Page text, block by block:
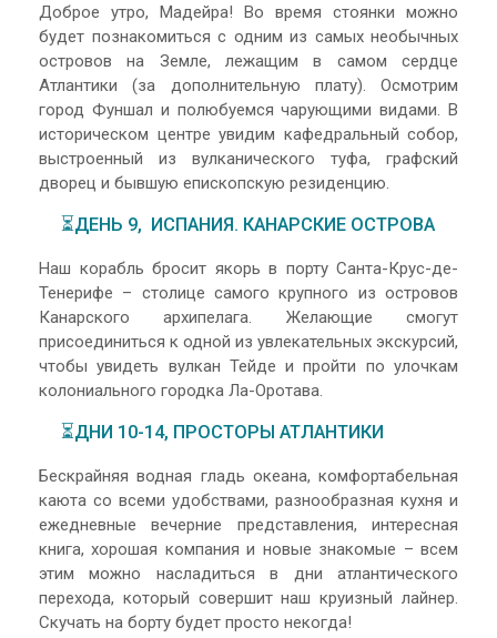
Доброе утро, Мадейра! Во время стоянки можно
будет познакомиться с одним из самых необычных
островов на Земле, лежащим в самом сердце
Атлантики (за дополнительную плату). Осмотрим
город Фуншал и полюбуемся чарующими видами. В
историческом центре увидим кафедральный собор,
выстроенный из вулканического туфа, графский
дворец и бывшую епископскую резиденцию.
⏳ДЕНЬ 9, ИСПАНИЯ. КАНАРСКИЕ ОСТРОВА
Наш корабль бросит якорь в порту Санта-Крус-де-
Тенерифе – столице самого крупного из островов
Канарского архипелага. Желающие смогут
присоединиться к одной из увлекательных экскурсий,
чтобы увидеть вулкан Тейде и пройти по улочкам
колониального городка Ла-Оротава.
⏳ДНИ 10-14, ПРОСТОРЫ АТЛАНТИКИ
Бескрайняя водная гладь океана, комфортабельная
каюта со всеми удобствами, разнообразная кухня и
ежедневные вечерние представления, интересная
книга, хорошая компания и новые знакомые – всем
этим можно насладиться в дни атлантического
перехода, который совершит наш круизный лайнер.
Скучать на борту будет просто некогда!